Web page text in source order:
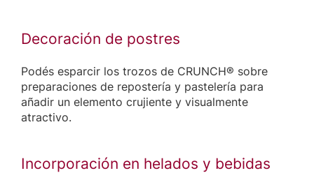
Decoración de postres
Podés esparcir los trozos de CRUNCH® sobre
preparaciones de repostería y pastelería para
añadir un elemento crujiente y visualmente
atractivo.
Incorporación en helados y bebidas